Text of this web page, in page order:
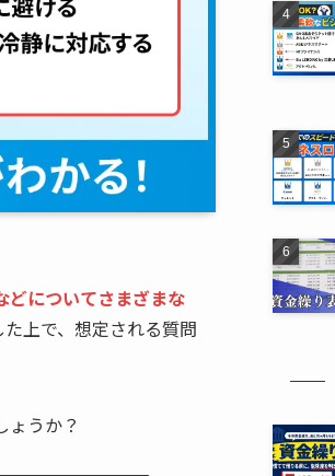
どについてさまざまな
上で、想定される質問
ょうか？